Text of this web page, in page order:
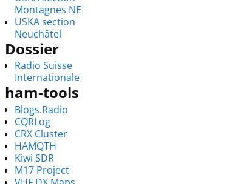
Montagnes NE
USKA section
Neuchâtel
Dossier
Radio Suisse
Internationale
ham-tools
Blogs.Radio
CQRLog
CRX Cluster
HAMQTH
Kiwi SDR
M17 Project